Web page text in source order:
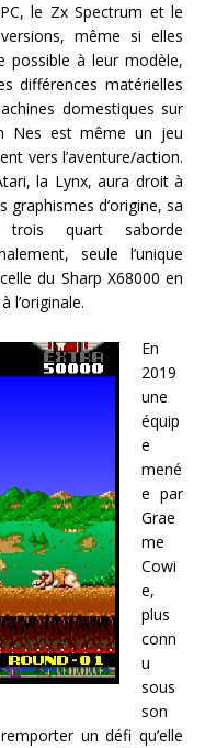
le Zx Spectrum et le
même si elles
possible à leur modèle,
différences matérielles
domestiques sur
Nes est même un jeu
vers l’aventure/action.
la Lynx, aura droit à
graphismes d’origine, sa
quart saborde
seule l’unique
du Sharp X68000 en
l’originale.
En
2019
une
équip
e
mené
e par
Grae
me
Cowi
e,
plus
conn
u
sous
son
un défi qu’elle